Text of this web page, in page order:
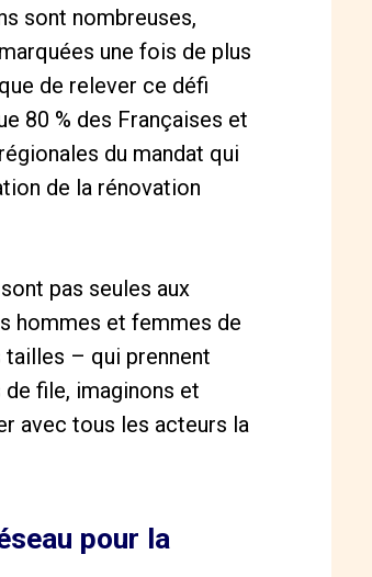
sont nombreuses,
une fois de plus
de relever ce défi
80 % des Françaises et
du mandat qui
de la rénovation
pas seules aux
hommes et femmes de
– qui prennent
de file, imaginons et
avec tous les acteurs la
pour la